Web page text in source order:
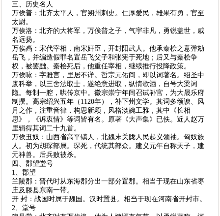
三、历史名人
万俟普：北齐太平人，官朔州刺史。仁厚爱民，雄果有勇，官至
太尉。
万俟洛：北齐的大将军，万俟普之子，气宇非凡，勇锐盖世，威
名远扬。
万俟卨：宋代宰相，南宋奸臣，开封阳武人。他承秦桧之意弹劾
岳飞，并编造假罪名置岳飞父子和张宪于死地；后又与秦桧争
权，被罢黜。秦桧死后，他重任宰相，继续推行投降政策。
万俟咏：字雅言，里居不详。哲宗元佑间，即以词著名。绍圣中
废科举，以三舍法取士，遂绝意进取，纵情歌酒，自号大梁词
隐。每制一腔，哄传京中。徽宗崇宁年间召试补官，为大晟乐府
制撰。高宗绍兴五年（1120年），补下州文学。其词多颂谀、风
月之作，注重音律，构思新颖，风格淡婉工雅，其中《长相
思》，《诉衷情》等词皆有名。原著《大声集》已佚。近人赵万
里辑得其词二十九首。
万俟丑奴：山西省高平镇人，北魏末关陇人民起义领袖。匈奴族
人。初为胡琛部属。琛死，代统其部众。建义元年自称天子，建
元神兽。后兵败被杀。
四、郡望堂号
1、郡望
兰陵郡：晋代时从东海郡分出一部分置郡。相当于现在山东省枣
庄及滕县东南一带。
开 封：战国时属于魏国。汉时置县。相当于现在河南省开封市。
2、堂号